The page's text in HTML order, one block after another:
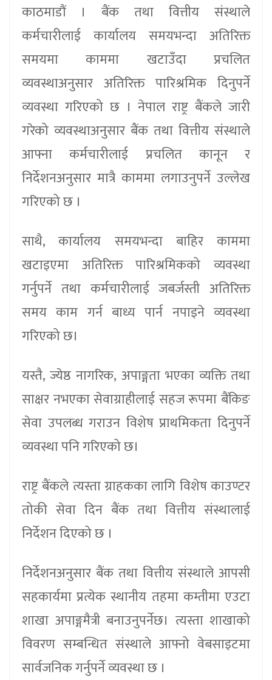
काठमाडौं । बैंक तथा वित्तीय संस्थाले
कर्मचारीलाई कार्यालय समयभन्दा अतिरिक्त
समयमा काममा खटाउँदा प्रचलित
व्यवस्थाअनुसार अतिरिक्त पारिश्रमिक दिनुपर्ने
व्यवस्था गरिएको छ । नेपाल राष्ट्र बैंकले जारी
गरेको व्यवस्थाअनुसार बैंक तथा वित्तीय संस्थाले
आफ्ना कर्मचारीलाई प्रचलित कानून र
निर्देशनअनुसार मात्रै काममा लगाउनुपर्ने उल्लेख
गरिएको छ ।
साथै, कार्यालय समयभन्दा बाहिर काममा
खटाइएमा अतिरिक्त पारिश्रमिकको व्यवस्था
गर्नुपर्ने तथा कर्मचारीलाई जबर्जस्ती अतिरिक्त
समय काम गर्न बाध्य पार्न नपाइने व्यवस्था
गरिएको छ।
यस्तै, ज्येष्ठ नागरिक, अपाङ्गता भएका व्यक्ति तथा
साक्षर नभएका सेवाग्राहीलाई सहज रूपमा बैंकिङ
सेवा उपलब्ध गराउन विशेष प्राथमिकता दिनुपर्ने
व्यवस्था पनि गरिएको छ।
राष्ट्र बैंकले त्यस्ता ग्राहकका लागि विशेष काउण्टर
तोकी सेवा दिन बैंक तथा वित्तीय संस्थालाई
निर्देशन दिएको छ ।
निर्देशनअनुसार बैंक तथा वित्तीय संस्थाले आपसी
सहकार्यमा प्रत्येक स्थानीय तहमा कम्तीमा एउटा
शाखा अपाङ्गमैत्री बनाउनुपर्नेछ। त्यस्ता शाखाको
विवरण सम्बन्धित संस्थाले आफ्नो वेबसाइटमा
सार्वजनिक गर्नुपर्ने व्यवस्था छ ।